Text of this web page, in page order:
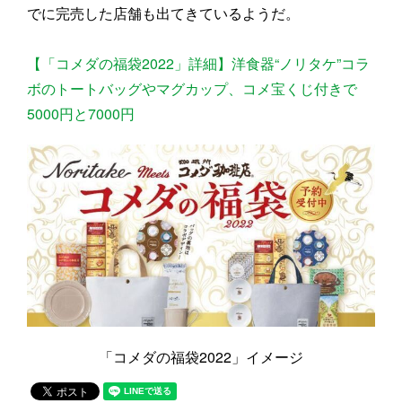
でに完売した店舗も出てきているようだ。
【「コメダの福袋2022」詳細】洋食器“ノリタケ”コラ
ボのトートバッグやマグカップ、コメ宝くじ付きで
5000円と7000円
「コメダの福袋2022」イメージ